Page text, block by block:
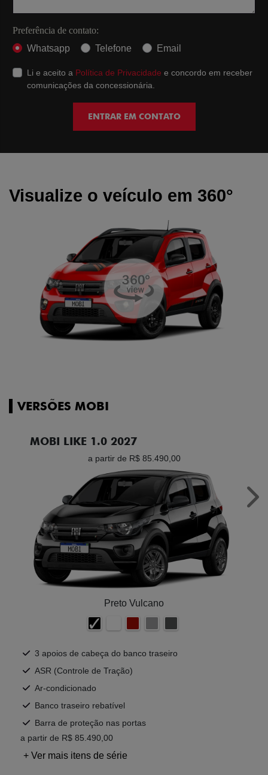
Preferência de contato:
Whatsapp
Telefone Email
Li e aceito a Política de Privacidade e concordo em receber
comunicações da concessionária.
ENTRAR EM CONTATO
Visualize o veículo em 360°
VERSÕES MOBI
MOBI LIKE 1.0 2027
a partir de R$ 85.490,00
Preto Vulcano
3 apoios de cabeça do banco traseiro
ASR (Controle de Tração)
Ar-condicionado
Banco traseiro rebatível
Barra de proteção nas portas
a partir de R$ 85.490,00
+ Ver mais itens de série